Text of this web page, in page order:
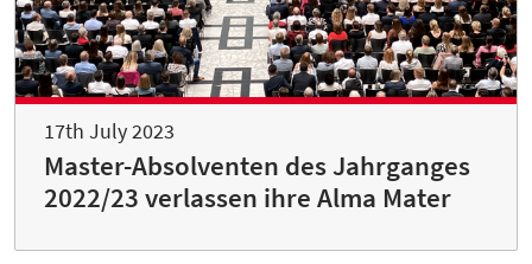
17th July 2023
Master-Absolventen des Jahrganges
2022/23 verlassen ihre Alma Mater